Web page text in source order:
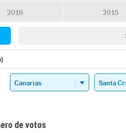
2016 2015
de votos